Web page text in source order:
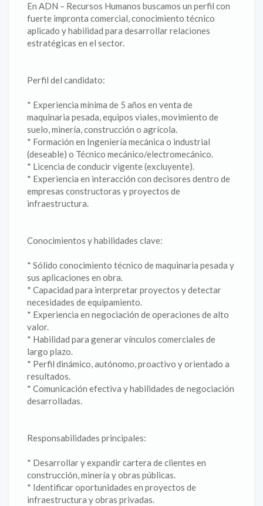
En ADN – Recursos Humanos buscamos un perfil con
fuerte impronta comercial, conocimiento técnico
aplicado y habilidad para desarrollar relaciones
estratégicas en el sector.
Perfil del candidato:
* Experiencia mínima de 5 años en venta de
maquinaria pesada, equipos viales, movimiento de
suelo, minería, construcción o agrícola.
* Formación en Ingeniería mecánica o industrial
(deseable) o Técnico mecánico/electromecánico.
* Licencia de conducir vigente (excluyente).
* Experiencia en interacción con decisores dentro de
empresas constructoras y proyectos de
infraestructura.
Conocimientos y habilidades clave:
* Sólido conocimiento técnico de maquinaria pesada y
sus aplicaciones en obra.
* Capacidad para interpretar proyectos y detectar
necesidades de equipamiento.
* Experiencia en negociación de operaciones de alto
valor.
* Habilidad para generar vínculos comerciales de
largo plazo.
* Perfil dinámico, autónomo, proactivo y orientado a
resultados.
* Comunicación efectiva y habilidades de negociación
desarrolladas.
Responsabilidades principales:
* Desarrollar y expandir cartera de clientes en
construcción, minería y obras públicas.
* Identificar oportunidades en proyectos de
infraestructura y obras privadas.